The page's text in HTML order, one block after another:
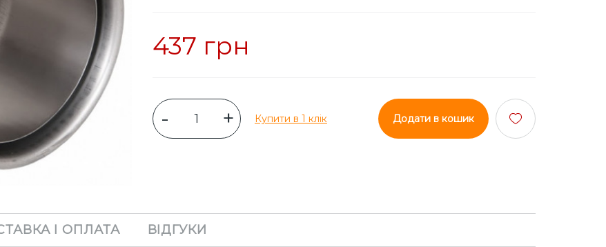
437 грн
- + Купити в 1 клік Додати в кошик
І ОПЛАТА ВІДГУКИ